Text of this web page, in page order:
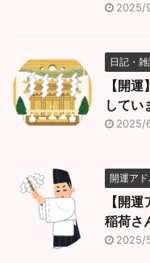
2025/
日記・雑
【開
してい
2025/
開運ア
【開
稲荷さ
2025/